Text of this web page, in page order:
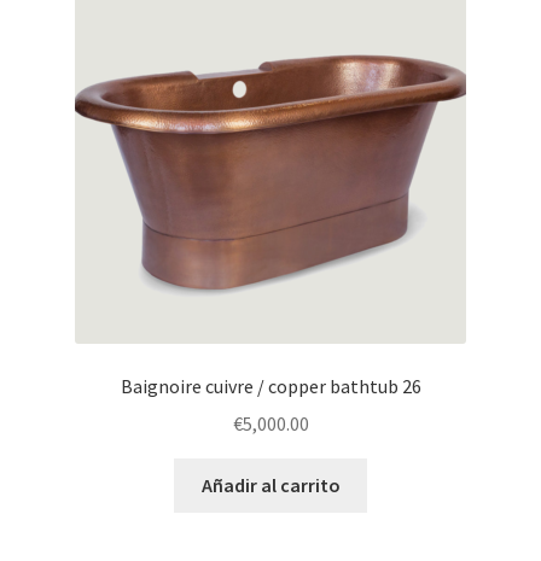
Baignoire cuivre / copper bathtub 26
€5,000.00
Añadir al carrito